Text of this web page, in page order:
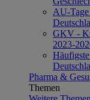
AU-
GKV -
2023-
Pharma &
Themen